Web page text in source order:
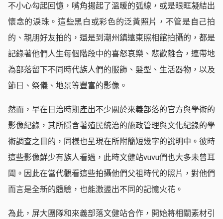
不小心勾起回憶，嘴角揚起了溫暖的弧線，或是眼眶凝結出
懷念的淚珠。這些黑白或彩色的泛黃照片，不管是自己拍
的、親朋好友拍的，還是到潮州鎮遠東照相館拍攝的，都是
記錄著他們人生每個階段中的喜怒哀樂、悲歡離合，連帶地
為部落留下不同時代族人們的服飾、髮型、生活器物，以及
節日、祭儀、地景等豐富的影像。
然而，早在日治時期產出不少關於來義部落的官方與學術的
影像紀錄，其所隱含著殖民統治的施政管理與文化紀錄的學
術調查之目的，同樣也呈現在所附簡短幾字的說明中。彼時
這些影像鮮少有族人看過，此時文健站vuvu們也大多未曾耳
聞。因此在當代觀看這些拍攝他們父祖時代的照片，對他們
而言是全新的體驗，也能激盪出不同的記憶火花。
為此，屏大團隊和來義部落文健站合作，開始將相關素材引